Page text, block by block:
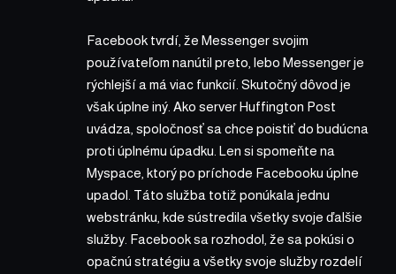
Facebook tvrdí, že Messenger svojim
používateľom nanútil preto, lebo Messenger je
rýchlejší a má viac funkcií. Skutočný dôvod je
však úplne iný. Ako server Huffington Post
uvádza , spoločnosť sa chce poistiť do budúcna
proti úplnému úpadku. Len si spomeňte na
Myspace, ktorý po príchode Facebooku úplne
upadol. Táto služba totiž ponúkala jednu
webstránku, kde sústredila všetky svoje ďalšie
služby. Facebook sa rozhodol, že sa pokúsi o
opačnú stratégiu a všetky svoje služby rozdelí